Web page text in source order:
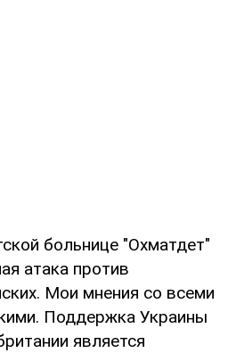
больнице "Охматдет"
атака против
Мои мнения со всеми
Поддержка Украины
является